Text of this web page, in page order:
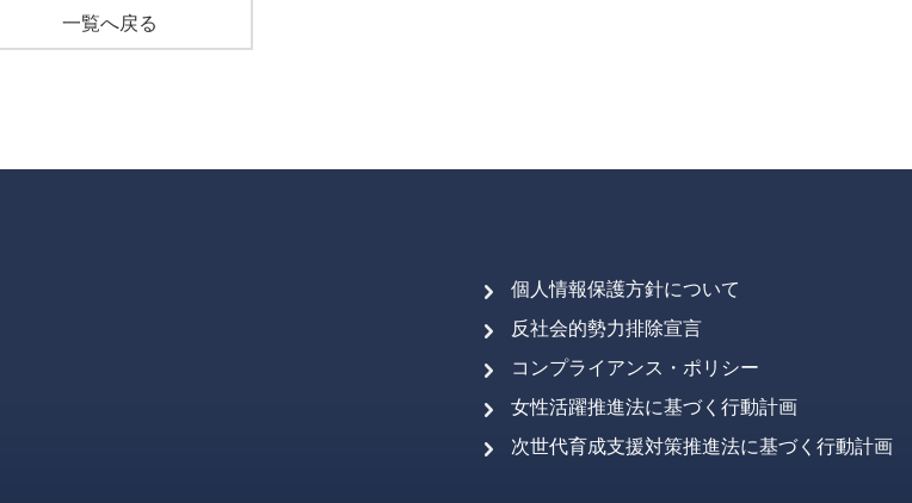
一覧へ戻る
個人情報保護方針について
反社会的勢力排除宣言
コンプライアンス・ポリシー
女性活躍推進法に基づく行動計画
次世代育成支援対策推進法に基づく行動計画